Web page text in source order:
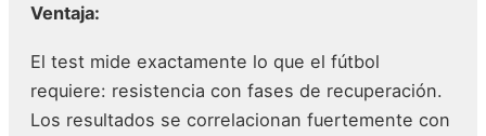
Ventaja:
El test mide exactamente lo que el fútbol
requiere: resistencia con fases de recuperación.
Los resultados se correlacionan fuertemente con